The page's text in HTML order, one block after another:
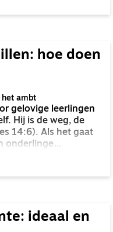
de Vertrouwens-
hoe doen
ambt
gelovige leerlingen
Hij is de weg, de
14:6). Als het gaat
onderlinge
maak ik dat
ideaal en